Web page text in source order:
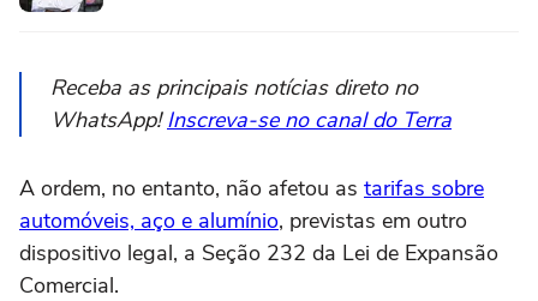
Receba as principais notícias direto no
WhatsApp!Inscreva-se no canal do Terra
A ordem, no entanto, não afetou as tarifas sobre
automóveis, aço e alumínio, previstas em outro
dispositivo legal, a Seção 232 da Lei de Expansão
Comercial.